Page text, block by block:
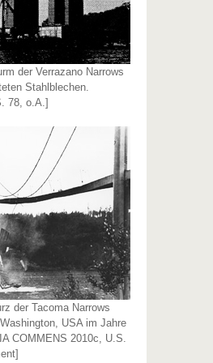
der Verrazano Narrows
Stahlblechen.
78, o.A.]
der Tacoma Narrows
USA im Jahre
COMMENS 2010c, U.S.